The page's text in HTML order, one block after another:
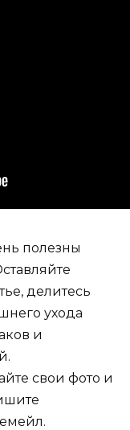
полезны
делитесь
ухода
и
свои фото и